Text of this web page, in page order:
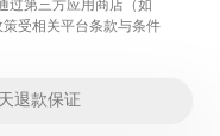
过第三方应用商店（如
受相关平台条款与条件
退款保证